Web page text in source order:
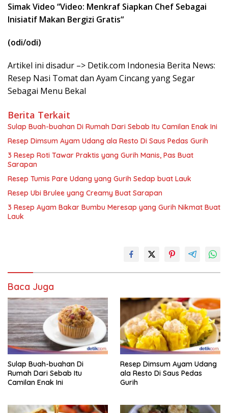
Simak Video “Video: Menkraf Siapkan Chef Sebagai
Inisiatif Makan Bergizi Gratis“
(odi/odi)
Artikel ini disadur –> Detik.com Indonesia Berita News:
Resep Nasi Tomat dan Ayam Cincang yang Segar
Sebagai Menu Bekal
Berita Terkait
Sulap Buah-buahan Di Rumah Dari Sebab Itu Camilan Enak Ini
Resep Dimsum Ayam Udang ala Resto Di Saus Pedas Gurih
3 Resep Roti Tawar Praktis yang Gurih Manis, Pas Buat
Sarapan
Resep Tumis Pare Udang yang Gurih Sedap buat Lauk
Resep Ubi Brulee yang Creamy Buat Sarapan
3 Resep Ayam Bakar Bumbu Meresap yang Gurih Nikmat Buat
Lauk
Baca Juga
Sulap Buah-buahan Di
Rumah Dari Sebab Itu
Camilan Enak Ini
Resep Dimsum Ayam Udang
ala Resto Di Saus Pedas
Gurih